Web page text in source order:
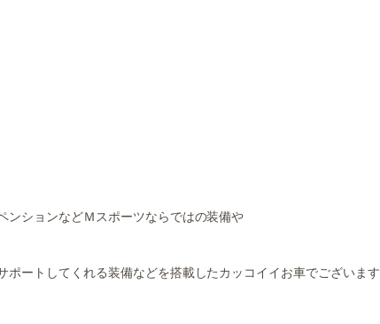
ションなどＭスポーツならではの装備や
ートしてくれる装備などを搭載したカッコイイお車でございます